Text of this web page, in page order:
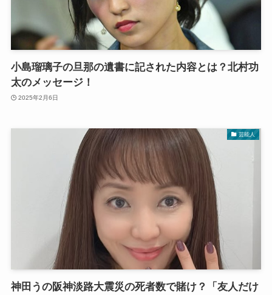
小島瑠璃子の旦那の遺書に記された内容とは？北村功
太のメッセージ！
2025年2月6日
芸能人
神田うの阪神淡路大震災の死者数で賭け？「友人だけ